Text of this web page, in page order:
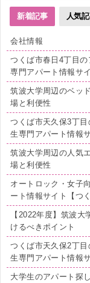
新着記事 人気
会社情報
つくば市春日4丁目の
専門アパート情報サ
筑波大学周辺のベッ
場と利便性
つくば市天久保3丁目
生専門アパート情報
筑波大学周辺の人気
場と利便性
オートロック・女子
ート情報サイト【つ
【2022年度】筑波
けるべきポイント
つくば市天久保2丁目
生専門アパート情報
大学生のアパート探